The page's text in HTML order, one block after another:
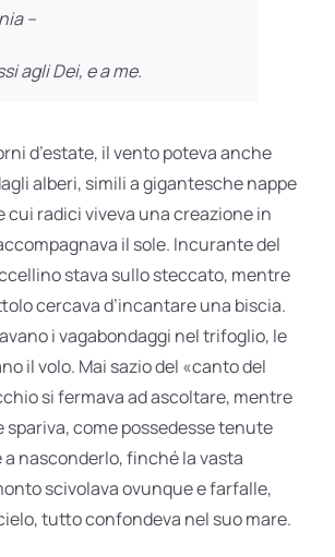
–
agli Dei, e a me.
d’estate, il vento poteva anche
alberi, simili a gigantesche nappe
cui radici viveva una creazione in
il sole. Incurante del
stava sullo steccato, mentre
cercava d’incantare una biscia.
i vagabondaggi nel trifoglio, le
il volo. Mai sazio del «canto del
si fermava ad ascoltare, mentre
spariva, come possedesse tenute
nasconderlo, finché la vasta
scivolava ovunque e farfalle,
tutto confondeva nel suo mare.